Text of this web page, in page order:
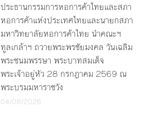
ประธานกรรมการหอการค้าไทยและสภา
หอการค้าแห่งประเทศไทยและนายกสภา
มหาวิทยาลัยหอการค้าไทย นำคณะฯ
ทูลเกล้าฯ ถวายพระพรชัยมงคล วันเฉลิม
พระชนมพรรษา พระบาทสมเด็จ
พระเจ้าอยู่หัว 28 กรกฎาคม 2569 ณ
พระบรมมหาราชวัง
04/08/2026